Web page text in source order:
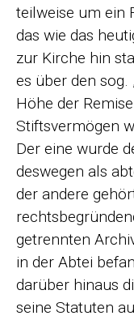
teilweise um ein
das wie das
zur Kirche hin
es über den sog.
Höhe der
Stiftsvermögen
Der eine wurde
deswegen als
der andere
getrennten
in der Abtei
darüber hinaus
seine Statuten